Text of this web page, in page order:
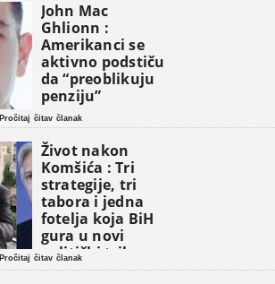
John Mac
Ghlionn :
Amerikanci se
aktivno podstiču
da “preoblikuju
penziju”
Pročitaj čitav članak
Život nakon
Komšića : Tri
strategije, tri
tabora i jedna
fotelja koja BiH
gura u novi
politički triler
Pročitaj čitav članak